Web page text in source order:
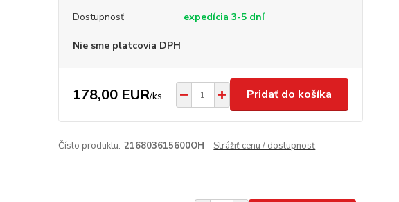
Dostupnosť expedícia 3-5 dní
Nie sme platcovia DPH
178,00 EUR/ks Pridať do košíka
Číslo produktu: 216803615600OH Strážiť cenu / dostupnosť